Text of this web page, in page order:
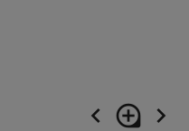
navigate_before loupe navigate_next